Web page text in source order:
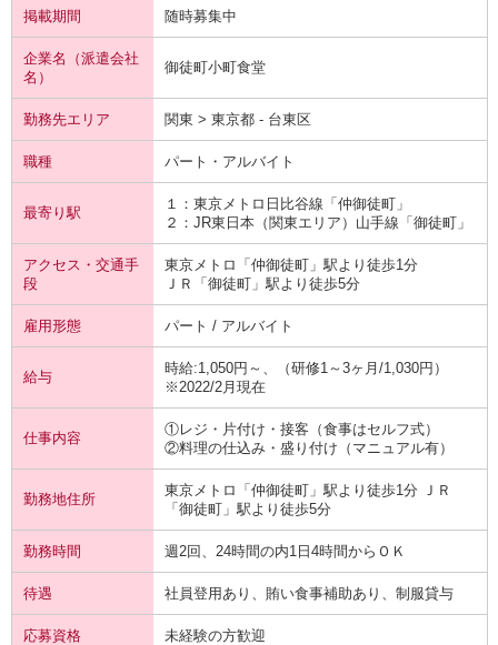
掲載期間 随時募集中
企業名（派遣会社
名）
御徒町小町食堂
勤務先エリア 関東 > 東京都 - 台東区
職種 パート・アルバイト
最寄り駅
１：東京メトロ 日比谷線 「仲御徒町」
２：JR東日本（関東エリア） 山手線 「御徒町」
アクセス・交通手
段
東京メトロ「仲御徒町」駅より徒歩1分
ＪＲ「御徒町」駅より徒歩5分
雇用形態 パート / アルバイト
給与
時給:1,050円～、（研修1～3ヶ月/1,030円）
※2022/2月現在
仕事内容
①レジ・片付け・接客（食事はセルフ式）
②料理の仕込み・盛り付け（マニュアル有）
勤務地住所
東京メトロ「仲御徒町」駅より徒歩1分 ＪＲ
「御徒町」駅より徒歩5分
勤務時間 週2回、24時間の内1日4時間からＯＫ
待遇 社員登用あり、賄い食事補助あり、制服貸与
応募資格 未経験の方歓迎